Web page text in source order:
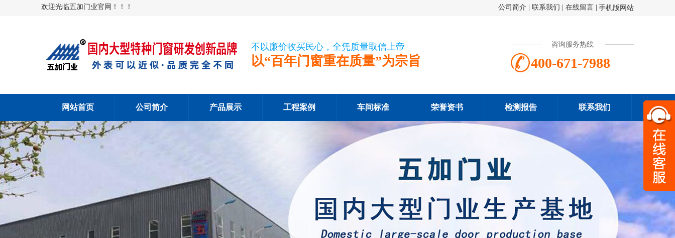
欢迎光临五加门业官网！！！ 手机版网站
公司简介 联系我们 在线留言
不以廉价收买民心，全凭质量取信上帝
以“百年门窗重在质量”为宗旨
咨询服务热线
400-671-7988
网站首页 公司简介 产品展示 工程案例 车间标准 荣誉资书 检测报告 联系我们
扫一